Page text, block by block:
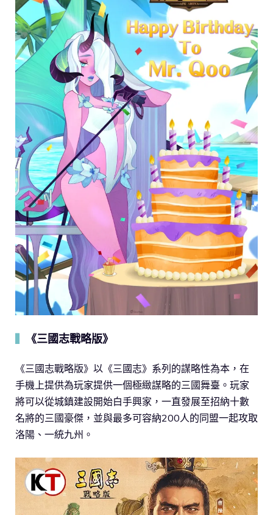
《三國志戰略版》
《三國志戰略版》以《三國志》系列的謀略性為本，在
手機上提供為玩家提供一個極緻謀略的三國舞臺。玩家
將可以從城鎮建設開始白手興家，一直發展至招納十數
名將的三國豪傑，並與最多可容納200人的同盟一起攻取
洛陽、一統九州。